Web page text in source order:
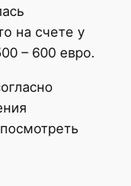
на счете у
– 600 евро.